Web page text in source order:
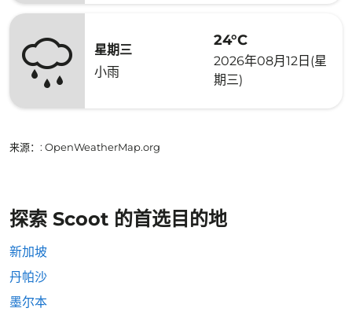
星期三
小雨
24°C
2026年08月12日(星
期三)
来源： : OpenWeatherMap.org
探索 Scoot 的首选目的地
新加坡
丹帕沙
墨尔本